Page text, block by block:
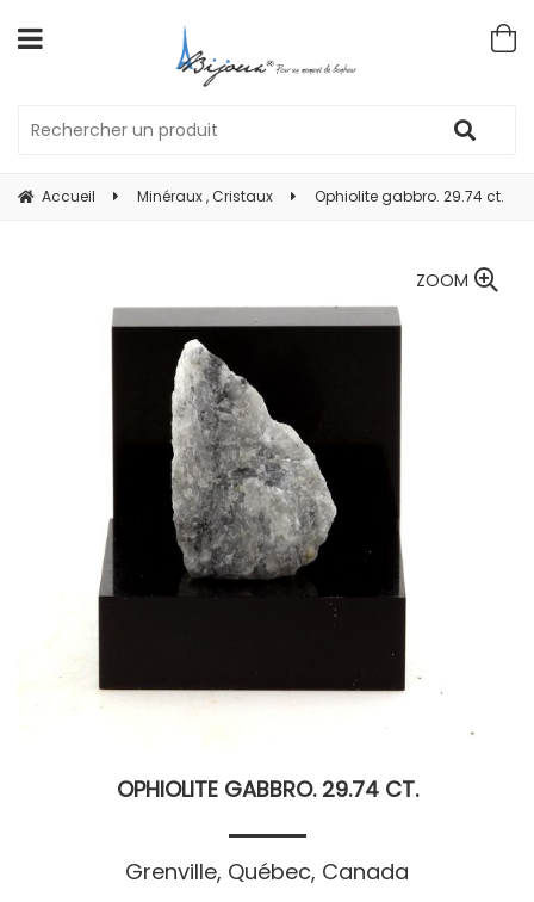
Accueil Minéraux , Cristaux Ophiolite gabbro. 29.74 ct.
ZOOM
OPHIOLITE GABBRO. 29.74 CT.
Grenville, Québec, Canada